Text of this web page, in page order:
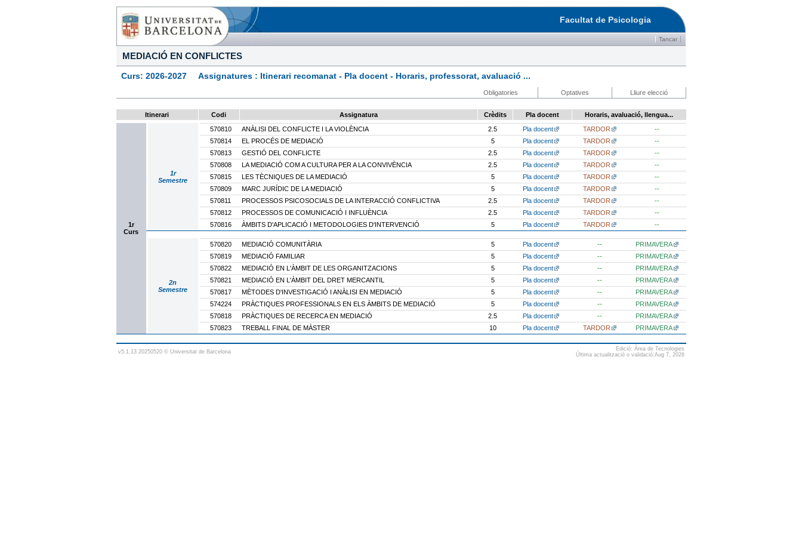
Facultat de Psicologia
Tancar
MEDIACIÓ EN CONFLICTES
Curs: 2026-2027 Assignatures : Itinerari recomanat - Pla docent - Horaris, professorat, avaluació ...
Obligatories Optatives Lliure elecció
Itinerari Codi Assignatura Crèdits Pla docent Horaris, avaluació, llengua...
1r
Curs
1r
Semestre
570810 ANÀLISI DEL CONFLICTE I LA VIOLÈNCIA 2.5 Pla docent TARDOR
--
570814
EL PROCÉS DE MEDIACIÓ 5 Pla docent TARDOR
--
570813
GESTIÓ DEL CONFLICTE 2.5 Pla docent TARDOR
--
570808
LA MEDIACIÓ COM A CULTURA PER A LA CONVIVÈNCIA 2.5 Pla docent TARDOR
--
570815
LES TÈCNIQUES DE LA MEDIACIÓ 5 Pla docent TARDOR
--
570809
MARC JURÍDIC DE LA MEDIACIÓ 5 Pla docent TARDOR
--
570811
PROCESSOS PSICOSOCIALS DE LA INTERACCIÓ CONFLICTIVA 2.5 Pla docent TARDOR
--
570812
PROCESSOS DE COMUNICACIÓ I INFLUÈNCIA 2.5 Pla docent TARDOR
--
570816
ÀMBITS D'APLICACIÓ I METODOLOGIES D'INTERVENCIÓ 5 Pla docent TARDOR --
2n
Semestre
570820 MEDIACIÓ COMUNITÀRIA 5 Pla docent --
PRIMAVERA
570819
MEDIACIÓ FAMILIAR 5 Pla docent --
PRIMAVERA
570822
MEDIACIÓ EN L'ÀMBIT DE LES ORGANITZACIONS 5 Pla docent --
PRIMAVERA
570821
MEDIACIÓ EN L'ÀMBIT DEL DRET MERCANTIL 5 Pla docent --
PRIMAVERA
570817
MÈTODES D'INVESTIGACIÓ I ANÀLISI EN MEDIACIÓ 5 Pla docent --
PRIMAVERA
574224
PRÀCTIQUES PROFESSIONALS EN ELS ÀMBITS DE MEDIACIÓ 5 Pla docent --
PRIMAVERA
570818
PRÀCTIQUES DE RECERCA EN MEDIACIÓ 2.5 Pla docent --
PRIMAVERA
570823
TREBALL FINAL DE MÀSTER 10 Pla docent TARDOR PRIMAVERA
v5.1.13 20250520 © Universitat de Barcelona
Edició: Àrea de Tecnologies
Última actualització o validació:Aug 7, 2026